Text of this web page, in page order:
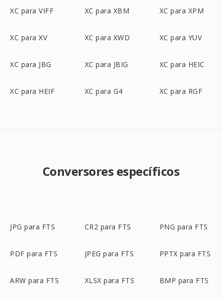
XC para VIFF XC para XBM XC para XPM
XC para XV XC para XWD XC para YUV
XC para JBG XC para JBIG XC para HEIC
XC para HEIF XC para G4 XC para RGF
Conversores específicos
JPG para FTS CR2 para FTS PNG para FTS
PDF para FTS JPEG para FTS PPTX para FTS
ARW para FTS XLSX para FTS BMP para FTS